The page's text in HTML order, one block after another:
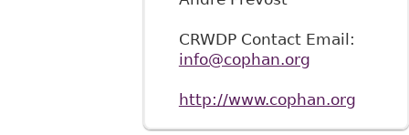
CRWDP Contact Email:
info@cophan.org
http://www.cophan.org